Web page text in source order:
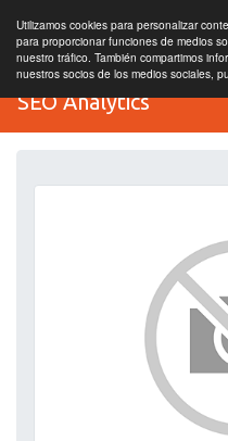
Utilizamos cookies para personalizar
para proporcionar funciones de medios
nuestro tráfico. También compartimos
nuestros socios de los medios sociales,
SEO Analytics